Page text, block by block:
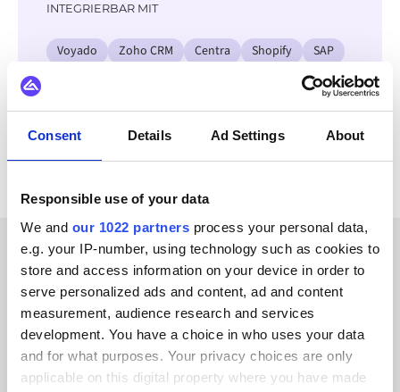
Consent Details Ad Settings About
Responsible use of your data
We and our 1022 partners process your personal data,
e.g. your IP-number, using technology such as cookies to
store and access information on your device in order to
serve personalized ads and content, ad and content
measurement, audience research and services
development. You have a choice in who uses your data
and for what purposes. Your privacy choices are only
applicable on this digital property where you have made
INTEGRIERBAR MIT
Voyado Zoho CRM Centra Shopify
SAP
ERFOLGSGESCHICHTEN UNSERER KUNDEN
Lesen Sie
Erfahrungsberichte unserer
zufriedenen Kunden